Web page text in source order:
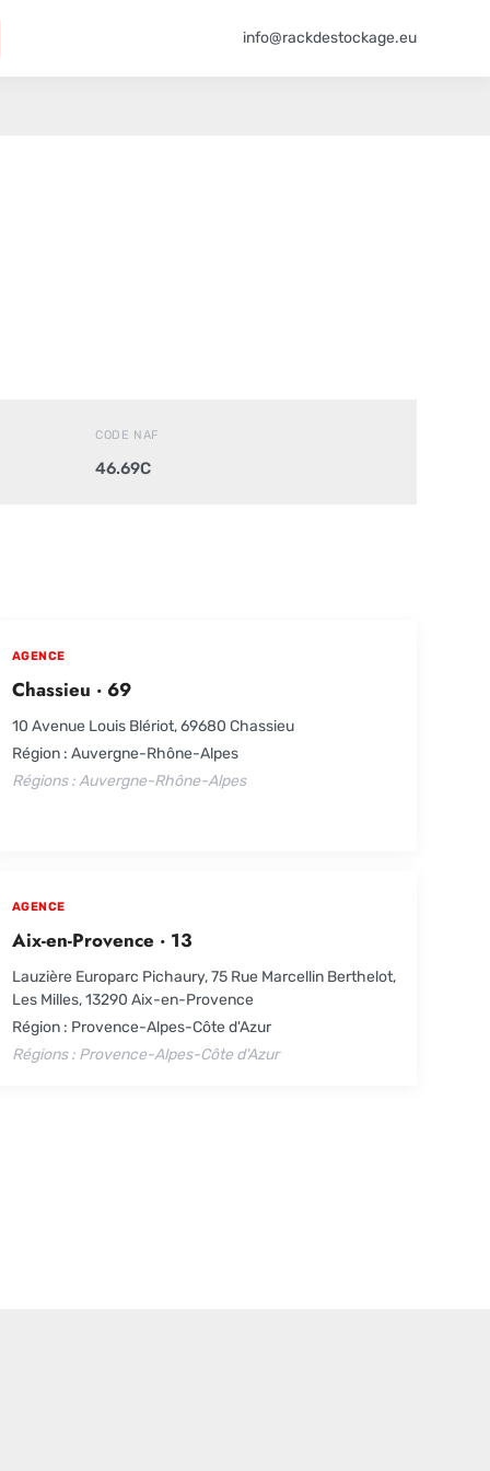
info@rackdestockage.eu
CODE NAF
46.69C
AGENCE
Chassieu · 69
10 Avenue Louis Blériot, 69680 Chassieu
Région : Auvergne-Rhône-Alpes
Régions : Auvergne-Rhône-Alpes
AGENCE
Aix-en-Provence · 13
Lauzière Europarc Pichaury, 75 Rue Marcellin Berthelot,
Les Milles, 13290 Aix-en-Provence
Région : Provence-Alpes-Côte d'Azur
Régions : Provence-Alpes-Côte d'Azur